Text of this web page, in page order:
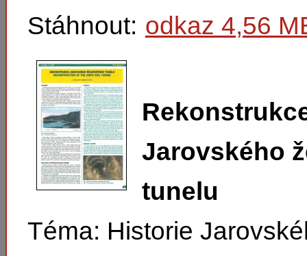
Stáhnout: odkaz 4,56
Jarovského
tunelu
Téma: Historie